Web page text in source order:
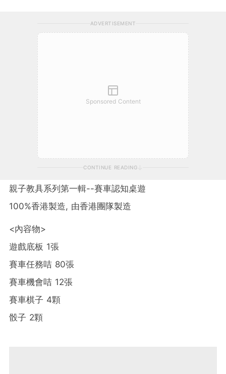
水，吃喝玩樂，以日誌分享生活中一切美好回憶！了解我們更多 F
acebook Page：www.facebook.com/sinmamaftm Email：
amaftm@gmail.com
ADVERTISEMENT
Sponsored Content
CONTINUE READING
親子教具系列第一輯--賽車認知桌遊
100%香港製造, 由香港團隊製造
<內容物>
遊戲底板 1張
賽車任務咭 80張
賽車機會咭 12張
賽車棋子 4顆
骰子 2顆